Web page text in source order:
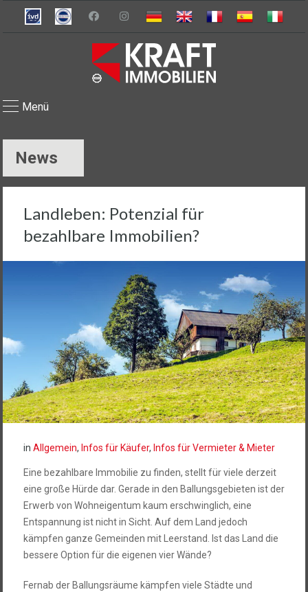
Menü
News
Landleben: Potenzial für
bezahlbare Immobilien?
in Allgemein, Infos für Käufer, Infos für Vermieter & Mieter
Eine bezahlbare Immobilie zu finden, stellt für viele derzeit
eine große Hürde dar. Gerade in den Ballungsgebieten ist der
Erwerb von Wohneigentum kaum erschwinglich, eine
Entspannung ist nicht in Sicht. Auf dem Land jedoch
kämpfen ganze Gemeinden mit Leerstand. Ist das Land die
bessere Option für die eigenen vier Wände?
Fernab der Ballungsräume kämpfen viele Städte und